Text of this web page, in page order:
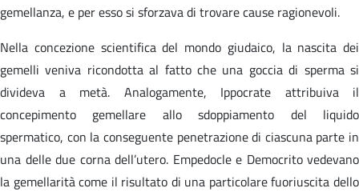
gemellanza, e per esso si sforzava di trovare cause ragionevoli.
Nella concezione scientifica del mondo giudaico, la nascita dei
gemelli veniva ricondotta al fatto che una goccia di sperma si
divideva a metà. Analogamente, Ippocrate attribuiva il
concepimento gemellare allo sdoppiamento del liquido
spermatico, con la conseguente penetrazione di ciascuna parte in
una delle due corna dell’utero. Empedocle e Democrito vedevano
la gemellarità come il risultato di una particolare fuoriuscita dello